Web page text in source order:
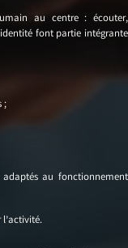
au centre : écouter,
font partie intégrante
;
au fonctionnement